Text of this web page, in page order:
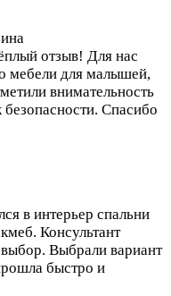
отзыв! Для нас
мебели для малышей,
внимательность
Спасибо
в интерьер спальни
Консультант
Выбрали вариант
быстро и